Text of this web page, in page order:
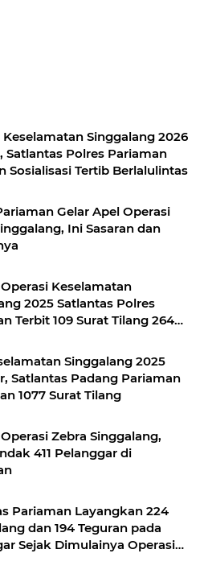
Keselamatan Singgalang 2026
Satlantas Polres Pariaman
Sosialisasi Tertib Berlalulintas
Gelar Apel Operasi
Ini Sasaran dan
Keselamatan
2025 Satlantas Polres
Terbit 109 Surat Tilang 264
Singgalang 2025
Satlantas Padang Pariaman
1077 Surat Tilang
Zebra Singgalang,
411 Pelanggar di
Pariaman Layangkan 224
dan 194 Teguran pada
Sejak Dimulainya Operasi